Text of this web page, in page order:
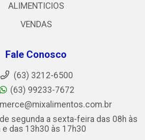
ALIMENTICIOS
VENDAS
Fale Conosco
(63) 3212-6500
(63) 99233-7672
segunda a sexta-feira das 08h às
e das 13h30 às 17h30